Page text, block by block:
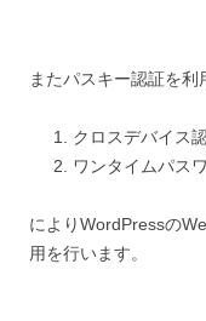
またパスキー認証を
クロスデバイス
ワンタイムパス
によりWordPressの
用を行います。